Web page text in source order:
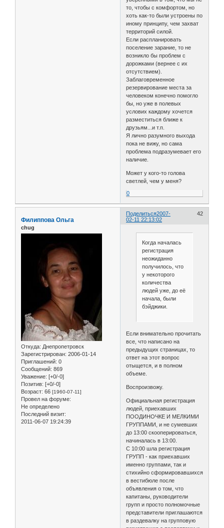
то, чтобы с комфортом, но
хоть как-то были устроены по
иному принципу, чем захват
территорий силой.
Если распланировать
поселение зарание, то не
возникло бы проблем с
дорожками (вернее с их
отсутствием).
Заблаговременное
резервирование места за
человеком конечно помогло
бы, но уже в полевых
услових каждому хочется
разместиться ближе к
друзьям...и т.п.
Я лично разумного выхода
пока не вижу, но сама
проблема подразумевает его
наличие.
Может у кого-то голова
светлей, чем у меня?
0
Поделиться 42
2007-
02-11 22:13:02
Филиппова Ольга
chug
Откуда: Днепропетровск
Зарегистрирован: 2006-01-14
Приглашений: 0
Сообщений: 869
Уважение: [+0/-0]
Позитив: [+0/-0]
Возраст: 66 [1960-07-11]
Провел на форуме:
Не определено
Последний визит:
2011-06-07 19:24:39
Когда началась
регистрация
неожиданно
получилось, что
у некоторого
количества
людей уже, до её
начала, были
бэйджики.
Если внимательно прочитать
все, что написано на
предыдущих страницах, то
ответ на этот вопрос
отыщется, и в полном
объеме.
Воспроизвожу.
Официальная регистрация
людей, приехавших
ПООДИНОЧКЕ И МЕЛКИМИ
ГРУППАМИ, и не сумевших
до 13:00 скооперироваться,
начиналась в 13:00.
С 10:00 шла регистрация
ГРУПП - как приехавших
именно группами, так и
стихийно сформировавшихся
в вестибюле после
объявления о том, что
капитаны, руководители
групп и просто полномочные
представители приглашаются
в раздевалку на групповую